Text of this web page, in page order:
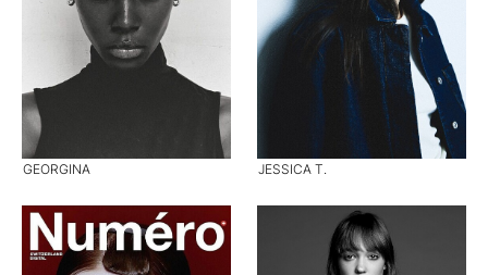
GEORGINA JESSICA T.